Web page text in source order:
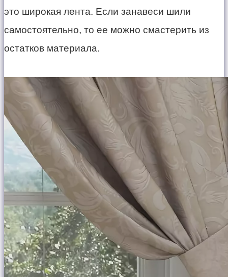
это широкая лента. Если занавеси шили
самостоятельно, то ее можно смастерить из
остатков материала.